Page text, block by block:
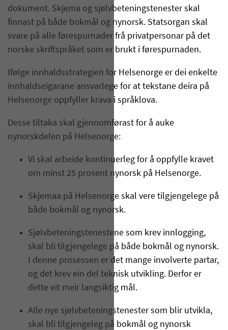
dokument. Skjema og sjølvbeteningstenester skal
finnast på både bokmål og nynorsk. Statsorgan skal
svare på alle førespurnader frå privatpersonar på det
norske skriftspråket som er brukt i førespurnaden.
Ifølge innhaldsstrategien for Helsenorge er dei enkelte
innhaldseigarane ansvarlege for at tekstane deira på
Helsenorge oppfyller krava i språklova.
Desse tiltaka skal gjennomførast for å auke
nynorskdelen på Helsenorge:
Vi skal arbeide kontinuerleg for å oppfylle kravet
om minst 25 prosent nynorsk på Helsenorge.
Skjemaa på Helsenorge skal vere tilgjengelege på
både bokmål og nynorsk.
Sjølvbeteningstenestene som krev innlogging,
skal bli tilgjengelege på både bokmål og nynorsk.
I denne prosessen er det mange involverte partar,
og det krev ein del teknisk utvikling. Derfor er
dette eit meir langsiktig mål.
Alle nye sjølvbeteningstenester som blir utvikla,
skal bli tilgjengeleg på bokmål og nynorsk